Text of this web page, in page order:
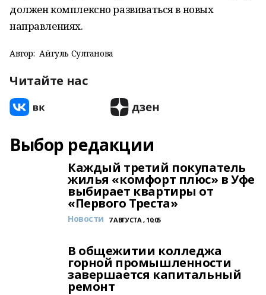
должен комплексно развиваться в новых
направлениях.
Автор: Айгуль Султанова
Читайте нас
Выбор редакции
Каждый третий покупатель
жилья «комфорт плюс» в Уфе
выбирает квартиры от
«Первого Треста»
Новости 7 АВГУСТА , 10:05
В общежитии колледжа
горной промышленности
завершается капитальный
ремонт